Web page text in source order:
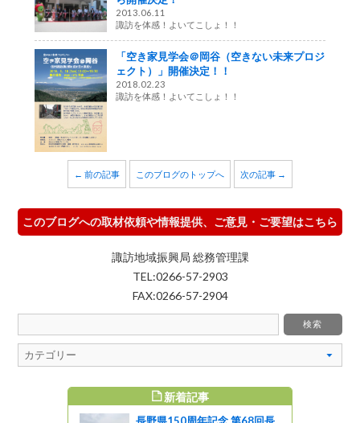
2013.06.11
諏訪を体感！よいてこしょ！！
「空き家見学会＠岡谷（空きない未来プロジ
ェクト）」開催決定！！
2018.02.23
諏訪を体感！よいてこしょ！！
← 前の記事 このブログのトップへ 次の記事 →
このブログへの取材依頼や情報提供、ご意見・ご要望はこちら
諏訪地域振興局 総務管理課
TEL:0266-57-2903
FAX:0266-57-2904
新着記事